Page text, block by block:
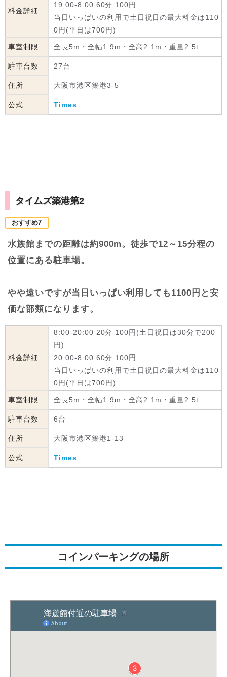
料金詳細
19:00-8:00 60分 100円
当日いっぱいの利用で土日祝日の最大料金は110
0円(平日は700円)
車室制限 全長5m・全幅1.9m・全高2.1m・重量2.5t
駐車台数 27台
住所 大阪市港区築港3-5
公式 Times
タイムズ築港第2
おすすめ7
水族館までの距離は約900m。徒歩で12～15分程の
位置にある駐車場。
やや遠いですが当日いっぱい利用しても1100円と安
価な部類になります。
料金詳細
8:00-20:00 20分 100円(土日祝日は30分で200
円)
20:00-8:00 60分 100円
当日いっぱいの利用で土日祝日の最大料金は110
0円(平日は700円)
車室制限 全長5m・全幅1.9m・全高2.1m・重量2.5t
駐車台数 6台
住所 大阪市港区築港1-13
公式 Times
コインパーキングの場所